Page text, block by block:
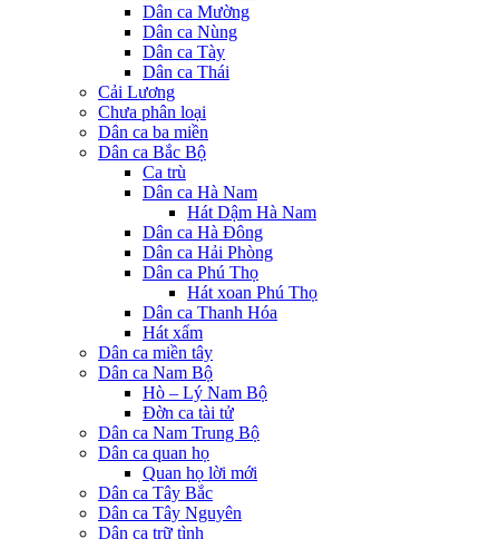
Dân ca Mường
Dân ca Nùng
Dân ca Tày
Dân ca Thái
Cải Lương
Chưa phân loại
Dân ca ba miền
Dân ca Bắc Bộ
Ca trù
Dân ca Hà Nam
Hát Dậm Hà Nam
Dân ca Hà Đông
Dân ca Hải Phòng
Dân ca Phú Thọ
Hát xoan Phú Thọ
Dân ca Thanh Hóa
Hát xẩm
Dân ca miền tây
Dân ca Nam Bộ
Hò – Lý Nam Bộ
Đờn ca tài tử
Dân ca Nam Trung Bộ
Dân ca quan họ
Quan họ lời mới
Dân ca Tây Bắc
Dân ca Tây Nguyên
Dân ca trữ tình